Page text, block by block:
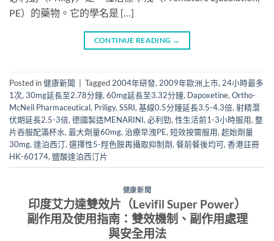
PE）的藥物。它的學名是 […]
CONTINUE READING →
Posted in健康新聞 Tagged 2004年研發, 2009年歐洲上市, 24小時最多
1次, 30mg延長至2.78分鐘, 60mg延長至3.32分鐘, Dapoxetine, Ortho-
McNeil Pharmaceutical, Priligy, SSRI, 基線0.5分鐘延長3.5-4.3倍, 射精潛
伏期延長2.5-3倍, 德國製造MENARINI, 必利勁, 性生活前1-3小時服用, 整
片吞服配滿杯水, 最大劑量60mg, 治療早洩PE, 短效按需服用, 起始劑量
30mg, 達泊西汀, 選擇性5-羥色胺再攝取抑制劑, 餐前餐後均可, 香港註冊
HK-60174, 鹽酸達泊西汀片
健康新聞
印度艾力達雙效片（Levifil Super Power）
副作用及使用指南：雙效機制、副作用處理
與安全用法